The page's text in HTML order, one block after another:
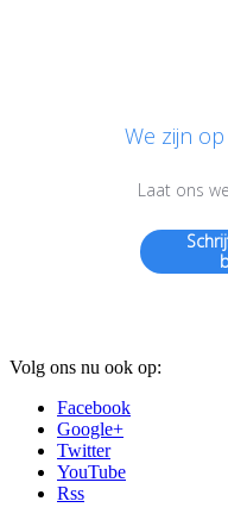
We zijn
Laat ons
Volg ons nu ook op:
Facebook
Google+
Twitter
YouTube
Rss